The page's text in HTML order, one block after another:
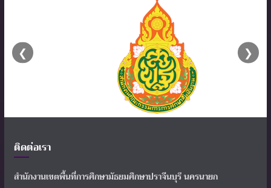
❮ ❯
ติดต่อเรา
สำนักงานเขตพื้นที่การศึกษามัธยมศึกษาปราจีนบุรี นครนายก